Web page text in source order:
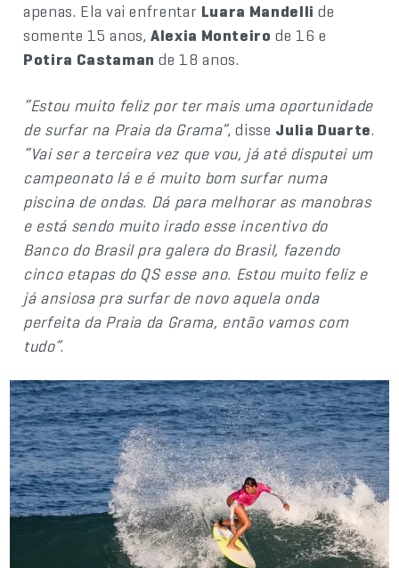
apenas. Ela vai enfrentar Luara Mandelli de
somente 15 anos,Alexia Monteiro de 16 e
Potira Castaman de 18 anos.
“Estou muito feliz por ter mais uma oportunidade
de surfar na Praia da Grama”, disse Julia Duarte.
“Vai ser a terceira vez que vou, já até disputei um
campeonato lá e é muito bom surfar numa
piscina de ondas. Dá para melhorar as manobras
e está sendo muito irado esse incentivo do
Banco do Brasil pra galera do Brasil, fazendo
cinco etapas do QS esse ano. Estou muito feliz e
já ansiosa pra surfar de novo aquela onda
perfeita da Praia da Grama, então vamos com
tudo”.